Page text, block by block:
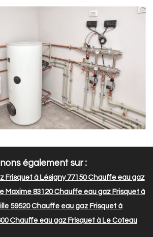
également sur :
Frisquet à Lésigny 77150Chauffe eau gaz
Maxime 83120Chauffe eau gaz Frisquet à
59520Chauffe eau gaz Frisquet à
Chauffe eau gaz Frisquet à Le Coteau